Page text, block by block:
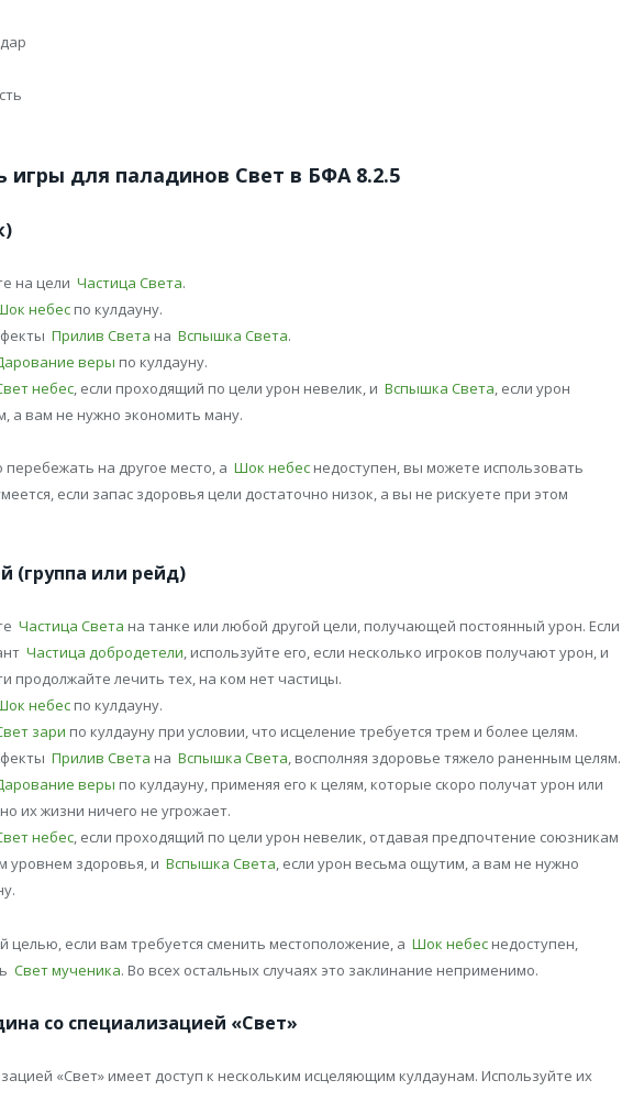
игры для паладинов Свет в БФА 8.2.5
на цели Частица Света.
небес по кулдауну.
Прилив Света на Вспышка Света.
веры по кулдауну.
небес, если проходящий по цели урон невелик, и Вспышка Света, если урон
а вам не нужно экономить ману.
на другое место, а Шок небес недоступен, вы можете использовать
если запас здоровья цели достаточно низок, а вы не рискуете при этом
(группа или рейд)
Частица Света на танке или любой другой цели, получающей постоянный урон. Если
Частица добродетели, используйте его, если несколько игроков получают урон, и
продолжайте лечить тех, на ком нет частицы.
небес по кулдауну.
зари по кулдауну при условии, что исцеление требуется трем и более целям.
Прилив Света на Вспышка Света, восполняя здоровье тяжело раненным целям.
веры по кулдауну, применяя его к целям, которые скоро получат урон или
их жизни ничего не угрожает.
небес, если проходящий по цели урон невелик, отдавая предпочтение союзникам
уровнем здоровья, и Вспышка Света, если урон весьма ощутим, а вам не нужно
целью, если вам требуется сменить местоположение, а Шок небес недоступен,
Свет мученика. Во всех остальных случаях это заклинание неприменимо.
со специализацией «Свет»
«Свет» имеет доступ к нескольким исцеляющим кулдаунам. Используйте их